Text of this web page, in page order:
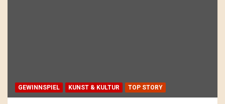
GEWINNSPIEL KUNST & KULTUR TOP STORY